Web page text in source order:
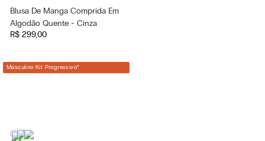
Blusa De Manga Comprida Em
Algodão Quente - Cinza
R$ 299,00
Masculino Kit Progressivo*